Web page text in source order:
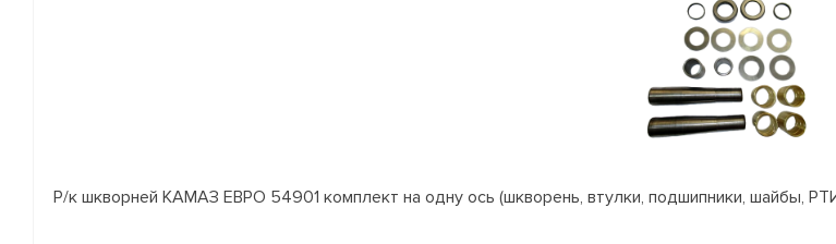
Р/к шкворней КАМАЗ ЕВРО 54901 комплект на одну ось (шкворень, втулки, подшипники, шайбы,